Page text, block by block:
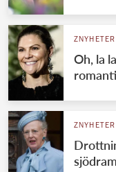
ZNYHETER
Oh, la
ZNYHETER